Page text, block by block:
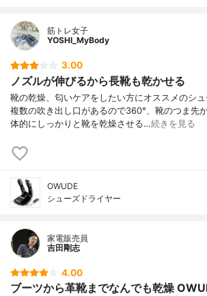
筋トレ女子
YOSHI_MyBody
3.00
ノズルが伸びるから長靴も乾かせる
靴の乾燥、匂いケアをしたい方にオススメのシュ
複数の吹き出し口があるので360°、靴のつま先
体的にしっかりと靴を乾燥させる…続きを見る
OWUDE
シューズドライヤー
家電販売員
吉田剛志
4.00
ブーツから革靴までなんでも乾燥